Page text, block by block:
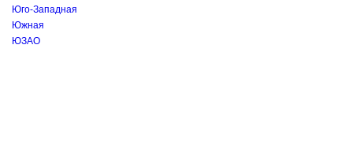
Юго-Западная
Южная
ЮЗАО